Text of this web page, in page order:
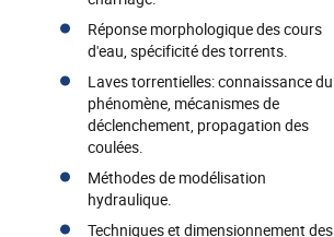
Réponse morphologique des cours
d'eau, spécificité des torrents.
Laves torrentielles: connaissance du
phénomène, mécanismes de
déclenchement, propagation des
coulées.
Méthodes de modélisation
hydraulique.
Techniques et dimensionnement des